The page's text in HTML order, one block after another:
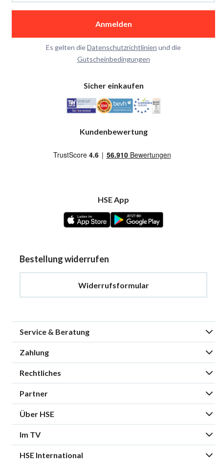
Anmelden
Es gelten dieDatenschutzrichtlinien und die
Gutscheinbedingungen
Sicher einkaufen
Kundenbewertung
HSE App
Bestellung widerrufen
Widerrufsformular
Service & Beratung
Zahlung
Rechtliches
Partner
Über HSE
Im TV
HSE International